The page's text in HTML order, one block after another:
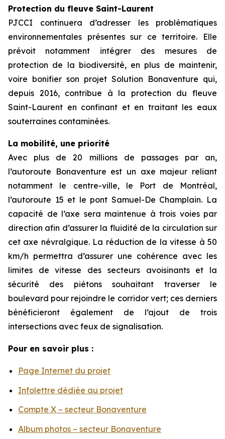
Protection du fleuve Saint-Laurent
PJCCI continuera d’adresser les problématiques
environnementales présentes sur ce territoire. Elle
prévoit notamment intégrer des mesures de
protection de la biodiversité, en plus de maintenir,
voire bonifier son projet Solution Bonaventure qui,
depuis 2016, contribue à la protection du fleuve
Saint-Laurent en confinant et en traitant les eaux
souterraines contaminées.
La mobilité, une priorité
Avec plus de 20 millions de passages par an,
l’autoroute Bonaventure est un axe majeur reliant
notamment le centre-ville, le Port de Montréal,
l’autoroute 15 et le pont Samuel-De Champlain. La
capacité de l’axe sera maintenue à trois voies par
direction afin d’assurer la fluidité de la circulation sur
cet axe névralgique. La réduction de la vitesse à 50
km/h permettra d’assurer une cohérence avec les
limites de vitesse des secteurs avoisinants et la
sécurité des piétons souhaitant traverser le
boulevard pour rejoindre le corridor vert; ces derniers
bénéficieront également de l’ajout de trois
intersections avec feux de signalisation.
Pour en savoir plus :
Page Internet du projet
Infolettre dédiée au projet
Compte X – secteur Bonaventure
Album photos – secteur Bonaventure